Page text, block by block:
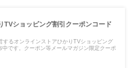
TVショッピング割引クーポンコード
するオンラインストアひかりTVショッピング
中です。クーポン等メールマガジン限定クーポ